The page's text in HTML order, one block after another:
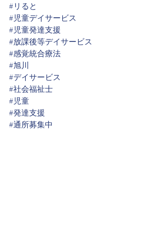
#リると
#児童デイサービス
#児童発達支援
#放課後等デイサービス
#感覚統合療法
#旭川
#デイサービス
#社会福祉士
#児童
#発達支援
#通所募集中